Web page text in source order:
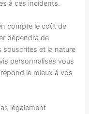
à ces incidents.
compte le coût de
dépendra de
souscrites et la nature
personnalisés vous
le mieux à vos
légalement